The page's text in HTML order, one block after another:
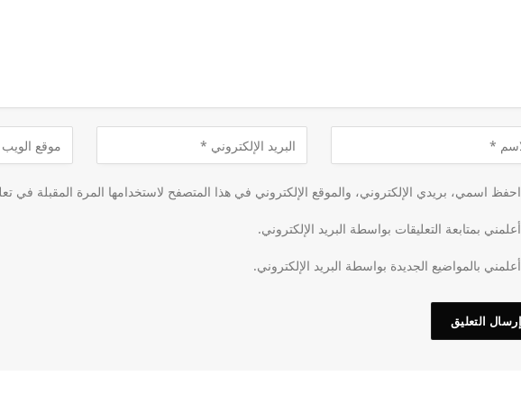
احفظ اسمي، بريدي الإلكتروني، والموقع الإلكتروني في هذا المتصفح لاستخدامها المرة المقبلة في
أعلمني بمتابعة التعليقات بواسطة البريد الإلكتروني.
أعلمني بالمواضيع الجديدة بواسطة البريد الإلكتروني.